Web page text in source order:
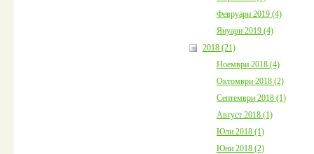
Февруари 2019 (4)
Януари 2019 (4)
2018 (21)
Ноември 2018 (4)
Октомври 2018 (2)
Септември 2018 (1)
Август 2018 (1)
Юли 2018 (1)
Юни 2018 (2)